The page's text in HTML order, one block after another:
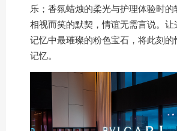
乐；香氛蜡烛的柔光与护理体验时
相视而笑的默契，情谊无需言说。
记忆中最璀璨的粉色宝石，将此刻
记忆。